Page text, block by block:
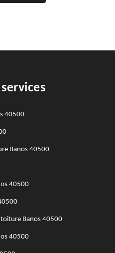
40500
Banos 40500
40500
Banos 40500
40500